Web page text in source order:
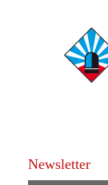
Newsletter